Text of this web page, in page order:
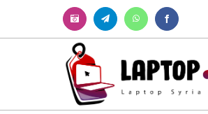
Facebook
WhatsApp
Telegram
Instagram